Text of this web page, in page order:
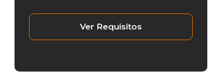
Ver Requisitos